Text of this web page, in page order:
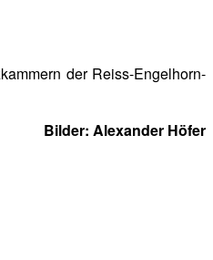
der Reiss-Engelhorn-
Bilder: Alexander Höfer